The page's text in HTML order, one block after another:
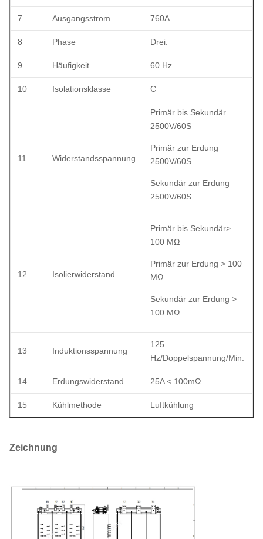
7 Ausgangsstrom 760A
8 Phase Drei.
9 Häufigkeit 60 Hz
10 Isolationsklasse C
11 Widerstandsspannung
Primär bis Sekundär
2500V/60S
Primär zur Erdung
2500V/60S
Sekundär zur Erdung
2500V/60S
12 Isolierwiderstand
Primär bis Sekundär>
100 MΩ
Primär zur Erdung > 100
MΩ
Sekundär zur Erdung >
100 MΩ
13 Induktionsspannung
125
Hz/Doppelspannung/Min.
14 Erdungswiderstand 25A < 100mΩ
15 Kühlmethode Luftkühlung
Zeichnung